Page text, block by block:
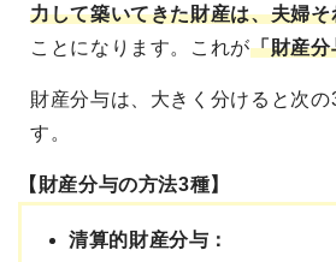
力して築いてきた財産は、夫婦
ことになります。これが「財産分
財産分与は、大きく分けると次の
す。
【財産分与の方法3種】
清算的財産分与：